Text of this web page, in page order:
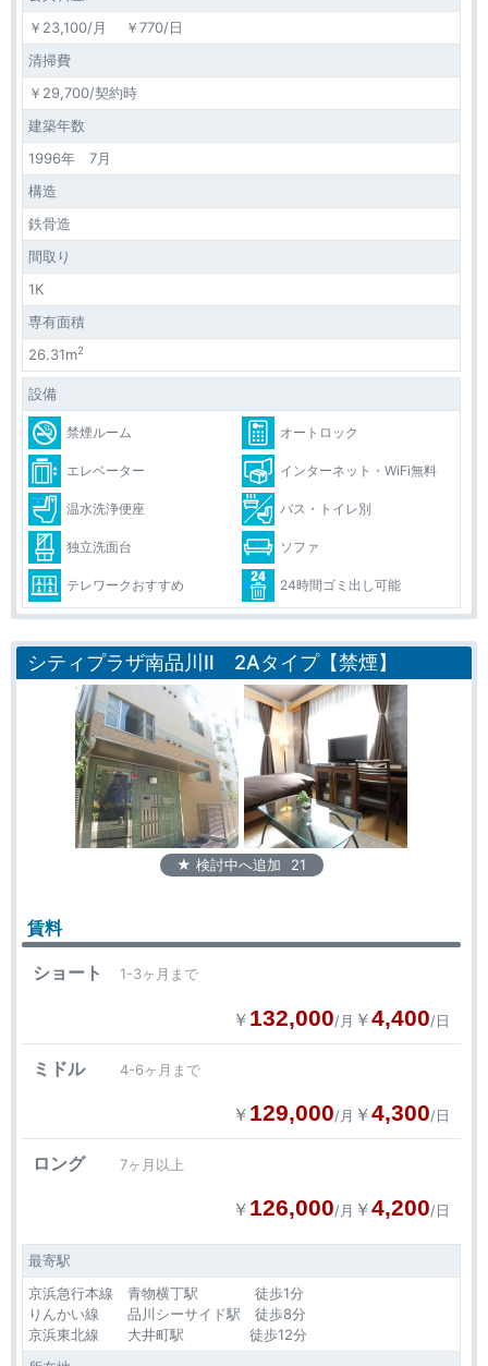
￥23,100/月 ￥770/日
清掃費
￥29,700/契約時
建築年数
1996年 7月
構造
鉄骨造
間取り
1K
専有面積
26.31m2
設備
禁煙ルーム オートロック
エレベーター インターネット・WiFi無料
温水洗浄便座 バス・トイレ別
独立洗面台 ソファ
テレワークおすすめ 24時間ゴミ出し可能
シティプラザ南品川Ⅱ 2Aタイプ【禁煙】
★ 検討中へ追加 21
賃料
ショート 1-3ヶ月まで
￥ 132,000/月 ￥4,400/日
ミドル 4-6ヶ月まで
￥ 129,000/月 ￥4,300/日
ロング 7ヶ月以上
￥ 126,000/月 ￥4,200/日
最寄駅
京浜急行本線 青物横丁駅 徒歩1分
りんかい線 品川シーサイド駅 徒歩8分
京浜東北線 大井町駅 徒歩12分